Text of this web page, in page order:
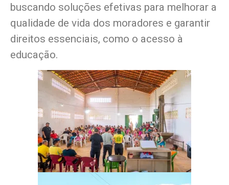
buscando soluções efetivas para melhorar a
qualidade de vida dos moradores e garantir
direitos essenciais, como o acesso à
educação.